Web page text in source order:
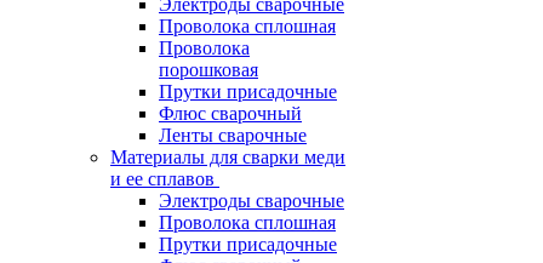
Электроды сварочные
Проволока сплошная
Проволока
порошковая
Прутки присадочные
Флюс сварочный
Ленты сварочные
Материалы для сварки меди
и ее сплавов
Электроды сварочные
Проволока сплошная
Прутки присадочные